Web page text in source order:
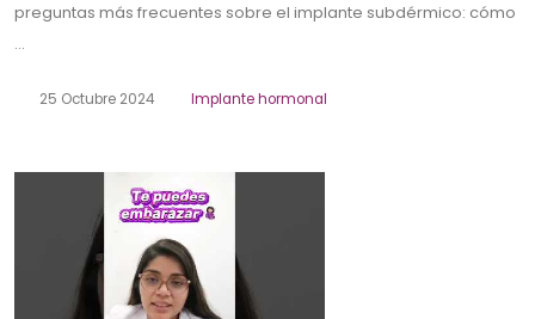
preguntas más frecuentes sobre el implante subdérmico: cómo
...
25 Octubre 2024 Implante hormonal